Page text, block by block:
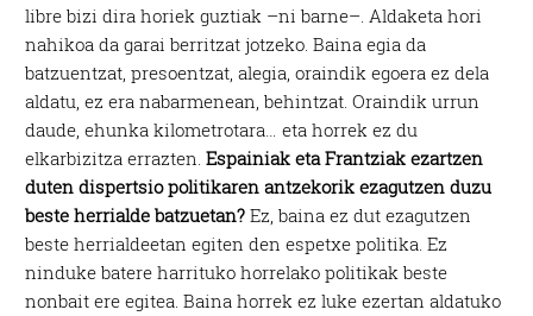
libre bizi dira horiek guztiak –ni barne–. Aldaketa hori
nahikoa da garai berritzat jotzeko. Baina egia da
batzuentzat, presoentzat, alegia, oraindik egoera ez dela
aldatu, ez era nabarmenean, behintzat. Oraindik urrun
daude, ehunka kilometrotara… eta horrek ez du
elkarbizitza errazten.Espainiak eta Frantziak ezartzen
duten dispertsio politikaren antzekorik ezagutzen duzu
beste herrialde batzuetan? Ez, baina ez dut ezagutzen
beste herrialdeetan egiten den espetxe politika. Ez
ninduke batere harrituko horrelako politikak beste
nonbait ere egitea. Baina horrek ez luke ezertan aldatuko